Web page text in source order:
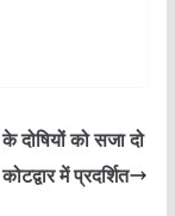
को सजा दो
में प्रदर्शित